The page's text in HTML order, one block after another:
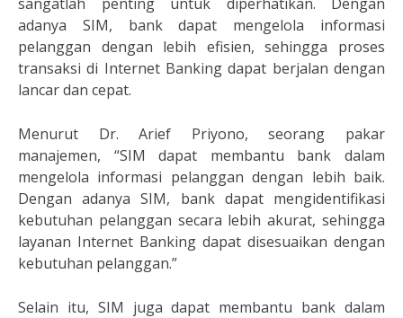
adanya SIM, bank dapat mengelola informasi
pelanggan dengan lebih efisien, sehingga proses
transaksi di Internet Banking dapat berjalan dengan
lancar dan cepat.
Menurut Dr. Arief Priyono, seorang pakar
manajemen, “SIM dapat membantu bank dalam
mengelola informasi pelanggan dengan lebih baik.
Dengan adanya SIM, bank dapat mengidentifikasi
kebutuhan pelanggan secara lebih akurat, sehingga
layanan Internet Banking dapat disesuaikan dengan
kebutuhan pelanggan.”
Selain itu, SIM juga dapat membantu bank dalam